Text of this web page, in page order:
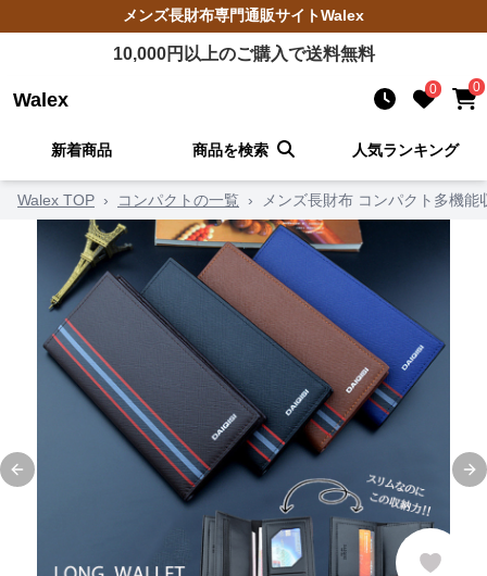
メンズ長財布専門通販サイトWalex
10,000円以上のご購入で送料無料
Walex 0 0
新着商品 商品を検索 人気ランキング
Walex TOP › コンパクトの一覧 › メンズ長財布 コンパクト多機能
Previous slide